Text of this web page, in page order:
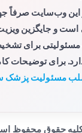
این وب‌سایت صرفاً
است و جایگزین
برای
برای توضیحات
مسئولیت پزشک